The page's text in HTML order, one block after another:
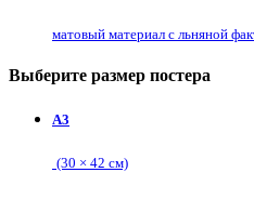
матовый материал с льняной
Выберите размер постера
А3
(30 × 42 см)